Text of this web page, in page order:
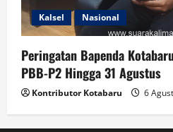
Kalsel Nasional
Peringatan Bapenda
PBB-P2 Hingga 31 Agustus
Kontributor Kotabaru 6